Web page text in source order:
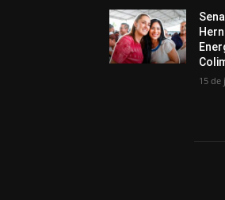
15 de